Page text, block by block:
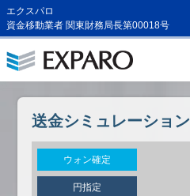
エクスパロ
資金移動業者 関東財務局長第00018号
送金シミュレーション
ウォン確定
円指定